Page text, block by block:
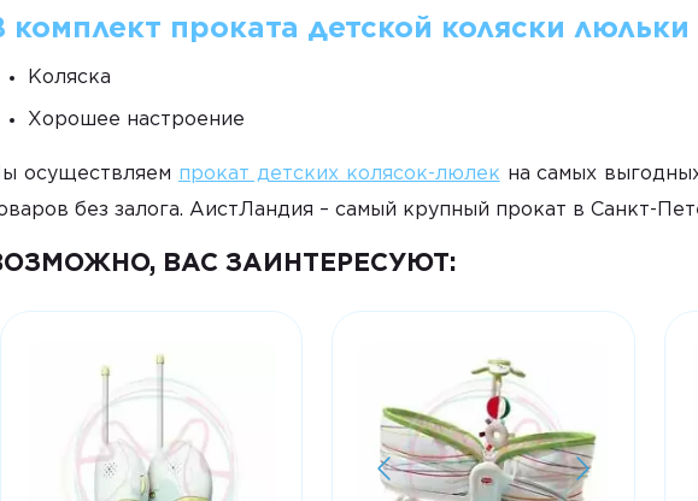
комплект проката детской коляски люльки
Коляска
Хорошее настроение
осуществляем прокат детских колясок-люлек на самых
без залога. АистЛандия – самый крупный прокат в Санкт-
ВАС ЗАИНТЕРЕСУЮТ: